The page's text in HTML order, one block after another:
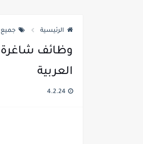
الرئيسية جميع
وظائف شاغرة
العربية